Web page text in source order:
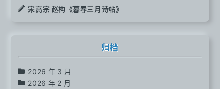
宋高宗 赵构《暮春三月诗帖》
归档
2026 年 3 月
2026 年 2 月